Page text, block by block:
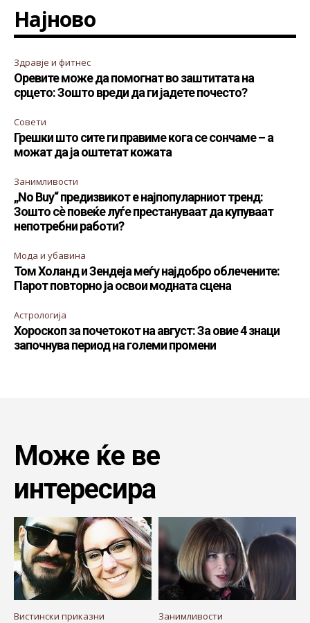
Најново
Здравје и фитнес
Оревите може да помогнат во заштитата на
срцето: Зошто вреди да ги јадете почесто?
Совети
Грешки што сите ги правиме кога се сончаме – а
можат да ја оштетат кожата
Занимливости
„No Buy“ предизвикот е најпопуларниот тренд:
Зошто сè повеќе луѓе престануваат да купуваат
непотребни работи?
Мода и убавина
Том Холанд и Зендеја меѓу најдобро облечените:
Парот повторно ја освои модната сцена
Астрологија
Хороскоп за почетокот на август: За овие 4 знаци
започнува период на големи промени
Може ќе ве
интересира
Вистински приказни Занимливости